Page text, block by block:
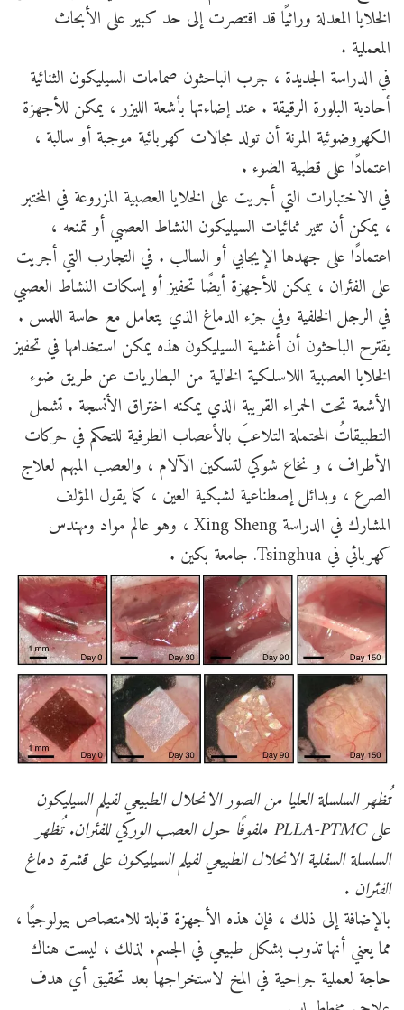
الخلايا المعدلة وراثيًا قد اقتصرت إلى حد كبير على الأبحاث
المعملية .
في الدراسة الجديدة ، جرب الباحثون صمامات السيليكون الثنائية
أحادية البلورة الرقيقة . عند إضاءتها بأشعة الليزر ، يمكن للأجهزة
الكهروضوئية المرنة أن تولد مجالات كهربائية موجبة أو سالبة ،
اعتمادًا على قطبية الضوء .
في الاختبارات التي أجريت على الخلايا العصبية المزروعة في المختبر
، يمكن أن تثير ثنائيات السيليكون النشاط العصبي أو تمنعه ،
اعتمادًا على جهدها الإيجابي أو السالب . في التجارب التي أجريت
على الفئران ، يمكن للأجهزة أيضًا تحفيز أو إسكات النشاط العصبي
في الرجل الخلفية وفي جزء الدماغ الذي يتعامل مع حاسة اللمس .
يقترح الباحثون أن أغشية السيليكون هذه يمكن استخدامها في تحفيز
الخلايا العصبية اللاسلكية الخالية من البطاريات عن طريق ضوء
الأشعة تحت الحمراء القريبة الذي يمكنه اختراق الأنسجة . تشمل
التطبيقاتُ المحتملة التلاعبَ بالأعصاب الطرفية للتحكم في حركات
الأطراف ، و نخاع شوكي لتسكين الآلام ، والعصب المبهم لعلاج
الصرع ، وبدائل إصطناعية لشبكية العين ، كما يقول المؤلف
المشارك في الدراسة Xing Sheng ، وهو عالم مواد ومهندس
كهربائي في Tsinghua. جامعة بكين .
تُظهر السلسلة العليا من الصور الانحلال الطبيعي لفيلم السيليكون
على PLLA-PTMC ملفوفًا حول العصب الوركي للفئران. تُظهر
السلسلة السفلية الانحلال الطبيعي لفيلم السيليكون على قشرة دماغ
الفئران .
بالإضافة إلى ذلك ، فإن هذه الأجهزة قابلة للامتصاص بيولوجيًا ،
مما يعني أنها تذوب بشكل طبيعي في الجسم. لذلك ، ليست هناك
حاجة لعملية جراحية في المخ لاستخراجها بعد تحقيق أي هدف